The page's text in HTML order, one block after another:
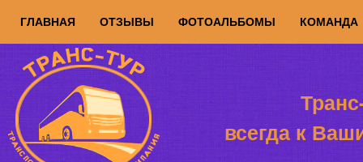
ГЛАВНАЯ ОТЗЫВЫ ФОТОАЛЬБОМЫ КОМАНДА
всегда к